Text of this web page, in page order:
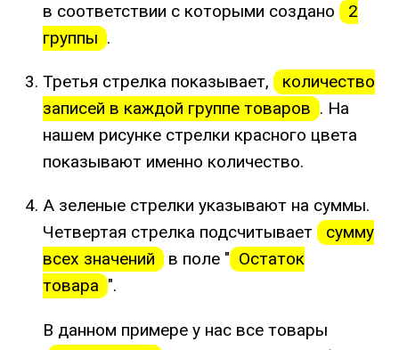
в соответствии с которыми создано
2
группы .
Третья стрелка показывает,
количество
записей в каждой группе товаров . На
нашем рисунке стрелки красного цвета
показывают именно количество.
А зеленые стрелки указывают на суммы.
Четвертая стрелка подсчитывает
сумму
всех значений
в поле " Остаток
товара ".
В данном примере у нас все товары